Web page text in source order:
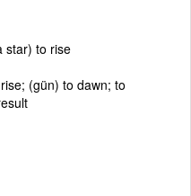
star) to rise
(gün) to dawn; to